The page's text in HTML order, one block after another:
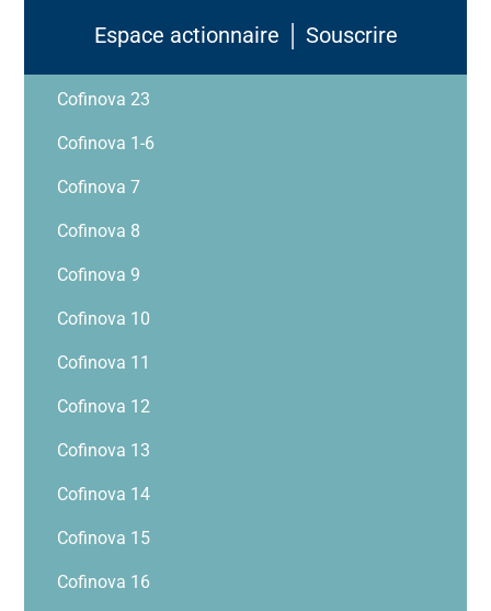
Espace actionnaire │ Souscrire
Cofinova 23
Cofinova 1-6
Cofinova 7
Cofinova 8
Cofinova 9
Cofinova 10
Cofinova 11
Cofinova 12
Cofinova 13
Cofinova 14
Cofinova 15
Cofinova 16